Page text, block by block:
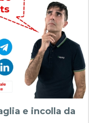
EXCEL -